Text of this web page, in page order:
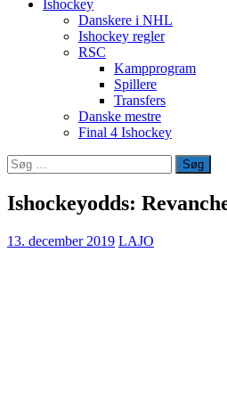
Ishockey
Danskere i NHL
Ishockey regler
RSC
Kampprogram
Spillere
Transfers
Danske mestre
Final 4 Ishockey
Søg
efter:
Ishockeyodds:
13. december 2019 LAJO